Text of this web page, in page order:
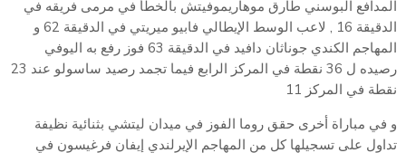
المدافع البوسني طارق موهاريموفيتش بالخطأ في مرمى فريقه في
الدقيقة 16 , لاعب الوسط الإيطالي فابيو ميريتي في الدقيقة 62 و
المهاجم الكندي جوناثان دافيد في الدقيقة 63 فوز رفع به اليوفي
رصيده ل 36 نقطة في المركز الرابع فيما تجمد رصيد ساسولو عند 23
نقطة في المركز 11
و في مباراة أخرى حقق روما الفوز في ميدان ليتشي بثنائية نظيفة
تداول على تسجيلها كل من المهاجم الإيرلندي إيفان فرغيسون في